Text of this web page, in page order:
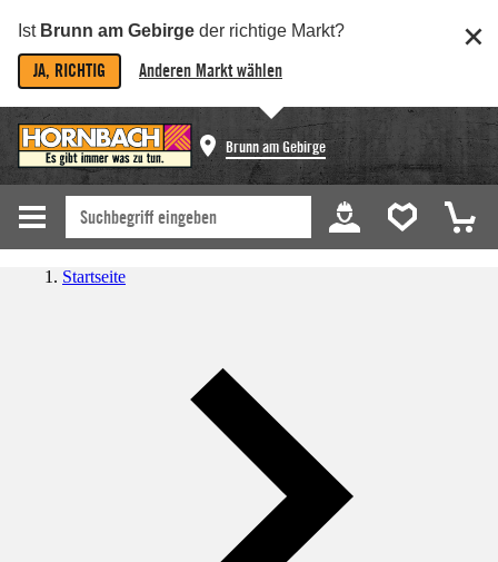
Ist Brunn am Gebirge der richtige Markt?
JA, RICHTIG Anderen Markt wählen
Brunn am Gebirge
Startseite